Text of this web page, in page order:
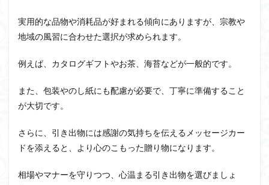
実用的な品物や消耗品が好まれる傾向にありますが、宗教や
地域の風習に合わせた選択が求められます。
例えば、カタログギフトやお茶、海苔などが一般的です。
また、包装やのし紙にも配慮が必要で、丁寧に準備すること
が大切です。
さらに、引き出物には感謝の気持ちを伝えるメッセージカー
ドを添えると、より心のこもった贈り物になります。
相場やマナーを守りつつ、心温まる引き出物を選びましょ